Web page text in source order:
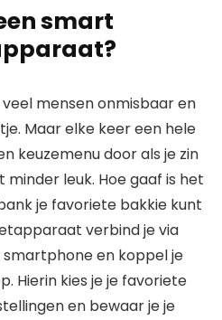
smart
mensen onmisbaar en
Maar elke keer een hele
keuzemenu door als je zin
leuk. Hoe gaaf is het
je favoriete bakkie kunt
verbind je via
en koppel je
Hierin kies je je favoriete
en bewaar je je